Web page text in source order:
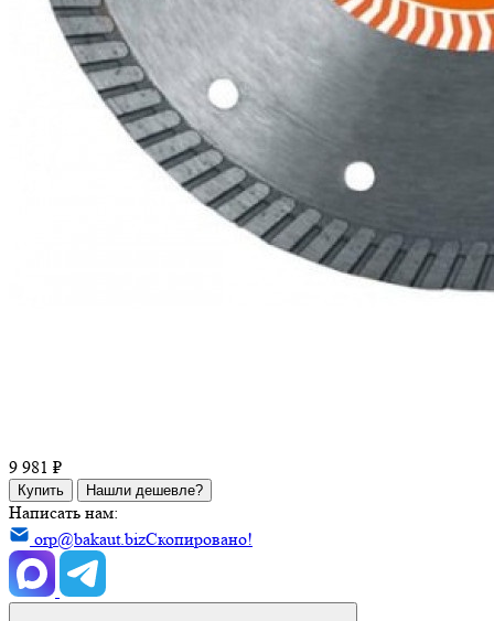
9 981 ₽
Купить Нашли дешевле?
Написать нам:
orp@bakaut.bizСкопировано!